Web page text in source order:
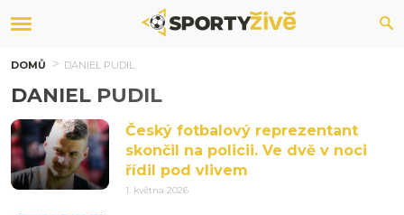
DOMŮ DANIEL PUDIL
DANIEL PUDIL
Český fotbalový reprezentant
skončil na policii. Ve dvě v noci
řídil pod vlivem
1. května 2026